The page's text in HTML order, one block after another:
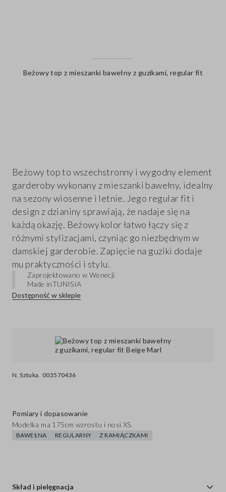
Beżowy top z mieszanki bawełny z guzikami, regular fit
N. Sztuka. 003570436
Beżowy top to wszechstronny i wygodny element
garderoby wykonany z mieszanki bawełny, idealny
na sezony wiosenne i letnie. Jego regular fit i
design z dzianiny sprawiają, że nadaje się na
każdą okazję. Beżowy kolor łatwo łączy się z
różnymi stylizacjami, czyniąc go niezbędnym w
damskiej garderobie. Zapięcie na guziki dodaje
mu praktyczności i stylu.
Zaprojektowano w Wenecji
Made inTUNISIA
Dostępność w sklepie
Pomiary i dopasowanie
Modelka ma 175cm wzrostu i nosi XS.
BAWEŁNA REGULARNY Z RAMIĄCZKAMI
Skład i pielęgnacja